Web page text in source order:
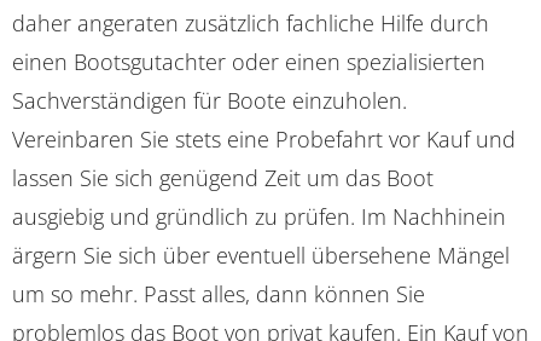
daher angeraten zusätzlich fachliche Hilfe durch
einen Bootsgutachter oder einen spezialisierten
Sachverständigen für Boote einzuholen.
Vereinbaren Sie stets eine Probefahrt vor Kauf und
lassen Sie sich genügend Zeit um das Boot
ausgiebig und gründlich zu prüfen. Im Nachhinein
ärgern Sie sich über eventuell übersehene Mängel
um so mehr. Passt alles, dann können Sie
problemlos das Boot von privat kaufen. Ein Kauf von